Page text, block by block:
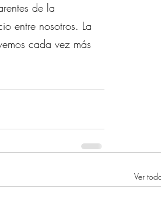
de la
entre nosotros. La
cada vez más
Ver